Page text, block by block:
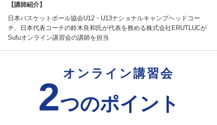
【講師紹介】
日本バスケットボール協会U12・U13ナショナルキャンプヘッドコー
チ、日本代表コーチの鈴木良和氏が代表を務める株式会社ERUTLUCが
Sufuオンライン講習会の講師を担当
オンライン講習会
2つのポイント